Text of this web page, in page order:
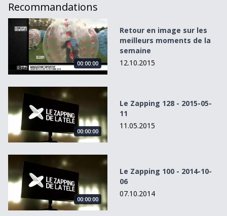
Recommandations
Retour en image sur les meilleurs moments de la semaine
00:00:00
Retour en image sur les
meilleurs moments de la
semaine
12.10.2015
Le Zapping 128 - 2015-05-11
00:00:00
Le Zapping 128 - 2015-05-
11
11.05.2015
Le Zapping 100 - 2014-10-06
00:00:00
Le Zapping 100 - 2014-10-
06
07.10.2014